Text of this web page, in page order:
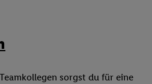
sorgst du für eine